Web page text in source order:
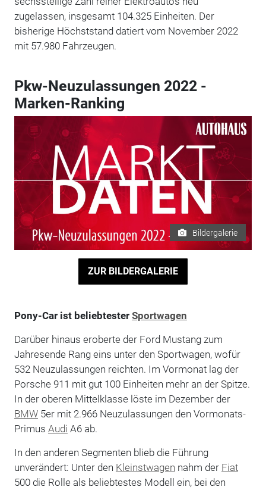
zugelassen, insgesamt 104.325 Einheiten. Der
bisherige Höchststand datiert vom November 2022
mit 57.980 Fahrzeugen.
Pkw-Neuzulassungen 2022 -
Marken-Ranking
Bildergalerie
ZUR BILDERGALERIE
Pony-Car ist beliebtester Sportwagen
Darüber hinaus eroberte der Ford Mustang zum
Jahresende Rang eins unter den Sportwagen, wofür
532 Neuzulassungen reichten. Im Vormonat lag der
Porsche 911 mit gut 100 Einheiten mehr an der Spitze.
In der oberen Mittelklasse löste im Dezember der
BMW5er mit 2.966 Neuzulassungen den Vormonats-
Primus Audi A6 ab.
In den anderen Segmenten blieb die Führung
unverändert: Unter den Kleinstwagen nahm der Fiat
500 die Rolle als beliebtestes Modell ein, bei den